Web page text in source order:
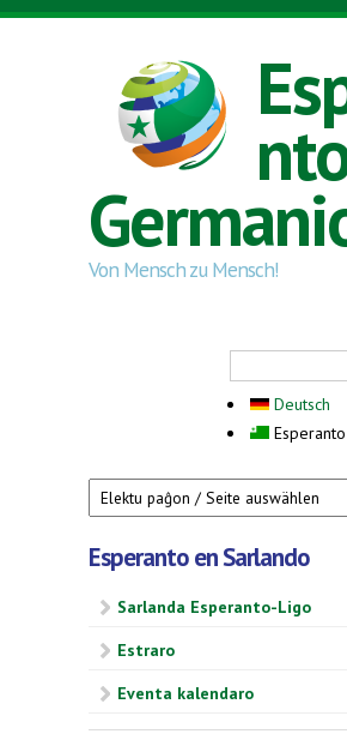
Skip to main content
Von Mensch zu Mensch!
Deutsch
Esperanto
Esperanto en Sarlando
Sarlanda Esperanto-Ligo
Estraro
Eventa kalendaro